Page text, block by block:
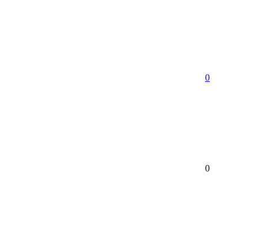
0
0